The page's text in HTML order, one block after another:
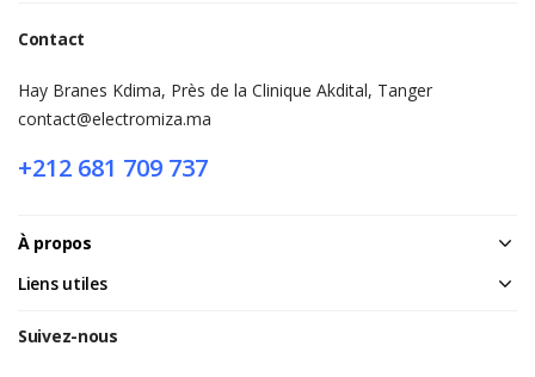
Contact
Hay Branes Kdima, Près de la Clinique Akdital, Tanger
contact@electromiza.ma
+212 681 709 737
À propos
Liens utiles
Suivez-nous